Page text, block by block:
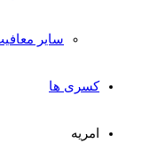
سایر معافیت ها
کسری ها
امریه